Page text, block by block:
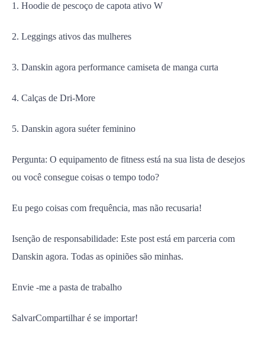
1. Hoodie de pescoço de capota ativo W
2. Leggings ativos das mulheres
3. Danskin agora performance camiseta de manga curta
4. Calças de Dri-More
5. Danskin agora suéter feminino
Pergunta: O equipamento de fitness está na sua lista de desejos
ou você consegue coisas o tempo todo?
Eu pego coisas com frequência, mas não recusaria!
Isenção de responsabilidade: Este post está em parceria com
Danskin agora. Todas as opiniões são minhas.
Envie -me a pasta de trabalho
SalvarCompartilhar é se importar!